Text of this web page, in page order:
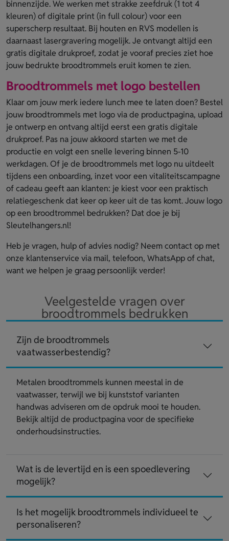
binnenzijde. We werken met strakke zeefdruk (1 tot 4
kleuren) of digitale print (in full colour) voor een
superscherp resultaat. Bij houten en RVS modellen is
daarnaast lasergravering mogelijk. Je ontvangt altijd een
gratis digitale drukproef, zodat je vooraf precies ziet hoe
jouw bedrukte broodtrommels eruit komen te zien.
Broodtrommels met logo bestellen
Klaar om jouw merk iedere lunch mee te laten doen? Bestel
jouw broodtrommels met logo via de productpagina, upload
je ontwerp en ontvang altijd eerst een gratis digitale
drukproef. Pas na jouw akkoord starten we met de
productie en volgt een snelle levering binnen 5-10
werkdagen. Of je de broodtrommels met logo nu uitdeelt
tijdens een onboarding, inzet voor een vitaliteitscampagne
of cadeau geeft aan klanten: je kiest voor een praktisch
relatiegeschenk dat keer op keer uit de tas komt. Jouw logo
op een broodtrommel bedrukken? Dat doe je bij
Sleutelhangers.nl!
Heb je vragen, hulp of advies nodig? Neem contact op met
onze klantenservice via mail, telefoon, WhatsApp of chat,
want we helpen je graag persoonlijk verder!
Veelgestelde vragen over
broodtrommels bedrukken
Zijn de broodtrommels
vaatwasserbestendig?
Metalen broodtrommels kunnen meestal in de
vaatwasser, terwijl we bij kunststof varianten
handwas adviseren om de opdruk mooi te houden.
Bekijk altijd de productpagina voor de specifieke
onderhoudsinstructies.
Wat is de levertijd en is een spoedlevering
mogelijk?
Is het mogelijk broodtrommels individueel te
personaliseren?